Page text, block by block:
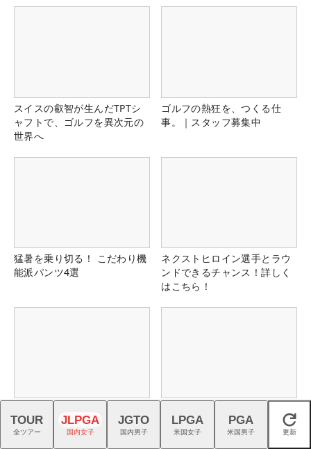
スイスの叡智が生んだTPTシ
ャフトで、ゴルフを異次元の
世界へ
ゴルフの熱狂を、つくる仕
事。｜スタッフ募集中
猛暑を乗り切る！ こだわり機
能派パンツ4選
ネクストヒロイン選手とラウ
ンドできるチャンス！詳しく
はこちら！
える！コース限定4,000円ク
ーポン
を石井良介プロがチェック
閉じる
TOUR
全ツアー
JLPGA
国内女子
JGTO
国内男子
LPGA
米国女子
PGA
米国男子 更新